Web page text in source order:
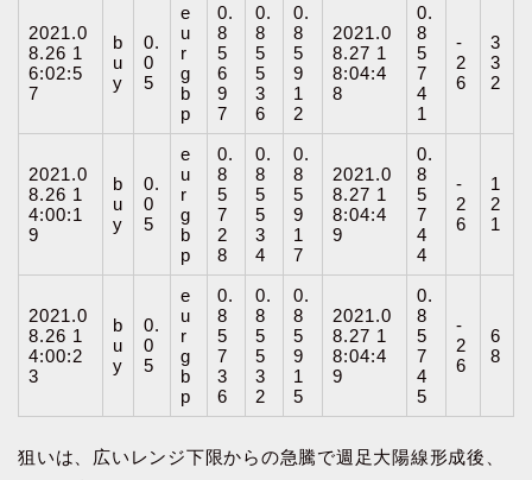
2021.0
8.26 1
6:02:5
7
b
u
y
0.
0
5
e
u
r
g
b
p
0.
8
5
6
9
7
0.
8
5
5
3
6
0.
8
5
9
1
2
2021.0
8.27 1
8:04:4
8
0.
8
5
7
4
1
-
2
6
3
3
2
2021.0
8.26 1
4:00:1
9
b
u
y
0.
0
5
e
u
r
g
b
p
0.
8
5
7
2
8
0.
8
5
5
3
4
0.
8
5
9
1
7
2021.0
8.27 1
8:04:4
9
0.
8
5
7
4
4
-
2
6
1
2
1
2021.0
8.26 1
4:00:2
3
b
u
y
0.
0
5
e
u
r
g
b
p
0.
8
5
7
3
6
0.
8
5
5
3
2
0.
8
5
9
1
5
2021.0
8.27 1
8:04:4
9
0.
8
5
7
4
5
-
2
6
6
8
狙いは、広いレンジ下限からの急騰で週足大陽線形成後、